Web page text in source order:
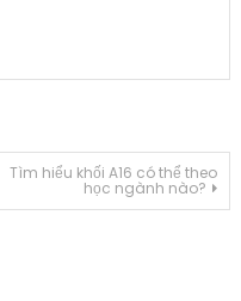
Tìm hiểu khối A16 có thể theo
học ngành nào?